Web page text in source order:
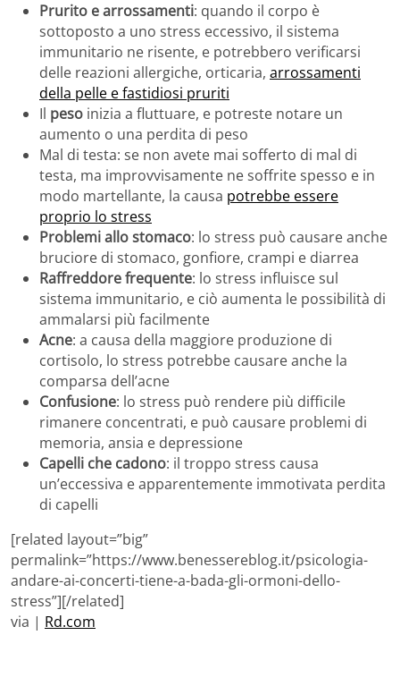
Prurito e arrossamenti: quando il corpo è
sottoposto a uno stress eccessivo, il sistema
immunitario ne risente, e potrebbero verificarsi
delle reazioni allergiche, orticaria, arrossamenti
della pelle e fastidiosi pruriti
Il peso inizia a fluttuare, e potreste notare un
aumento o una perdita di peso
Mal di testa: se non avete mai sofferto di mal di
testa, ma improvvisamente ne soffrite spesso e in
modo martellante, la causa potrebbe essere
proprio lo stress
Problemi allo stomaco: lo stress può causare anche
bruciore di stomaco, gonfiore, crampi e diarrea
Raffreddore frequente: lo stress influisce sul
sistema immunitario, e ciò aumenta le possibilità di
ammalarsi più facilmente
Acne: a causa della maggiore produzione di
cortisolo, lo stress potrebbe causare anche la
comparsa dell’acne
Confusione: lo stress può rendere più difficile
rimanere concentrati, e può causare problemi di
memoria, ansia e depressione
Capelli che cadono: il troppo stress causa
un’eccessiva e apparentemente immotivata perdita
di capelli
[related layout=”big”
permalink=”https://www.benessereblog.it/psicologia-
andare-ai-concerti-tiene-a-bada-gli-ormoni-dello-
stress”][/related]
via | Rd.com